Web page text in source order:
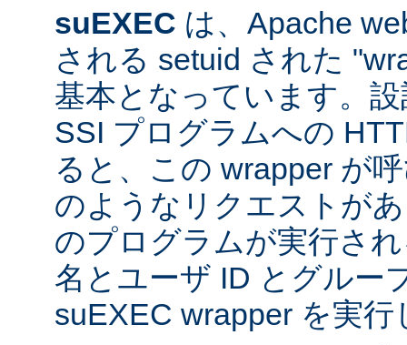
suEXEC は、Apache
される setuid された
基本となっています。
SSI プログラムへの
ると、この wrapper が
のようなリクエストが
のプログラムが実行さ
名とユーザ ID とグルー
suEXEC wrapper を実行